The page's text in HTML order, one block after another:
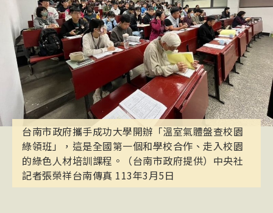
台南市政府攜手成功大學開辦「溫室氣體盤查校園
綠領班」，這是全國第一個和學校合作、走入校園
的綠色人材培訓課程。（台南市政府提供）中央社
記者張榮祥台南傳真 113年3月5日